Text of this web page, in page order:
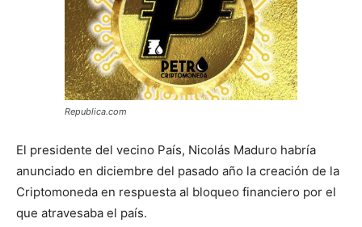
Republica.com
El presidente del vecino País, Nicolás Maduro habría
anunciado en diciembre del pasado año la creación de la
Criptomoneda en respuesta al bloqueo financiero por el
que atravesaba el país.